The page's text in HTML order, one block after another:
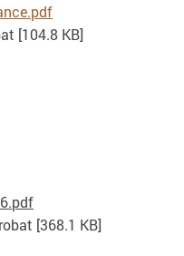
[104.8 KB]
[368.1 KB]